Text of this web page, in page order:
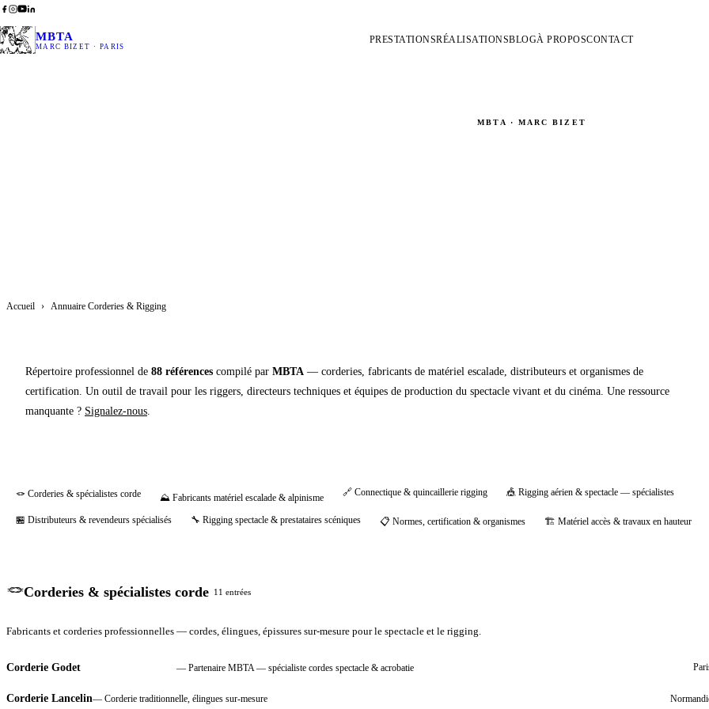
MBTA
MARC BIZET · PARIS
PRESTATIONSRÉALISATIONSBLOGÀ PROPOSCONTACT
MBTA · MARC BIZET
Accueil › Annuaire Corderies & Rigging
Répertoire professionnel de 88 références compilé par MBTA — corderies, fabricants de matériel escalade, distributeurs et organismes de
certification. Un outil de travail pour les riggers, directeurs techniques et équipes de production du spectacle vivant et du cinéma. Une ressource
manquante ? Signalez-nous
🪢 Corderies & spécialistes corde ⛰️ Fabricants matériel escalade & alpinisme 🔗 Connectique & quincaillerie rigging 🎪 Rigging aérien & spectacle — spécialistes
🏪 Distributeurs & revendeurs spécialisés 🔧 Rigging spectacle & prestataires scéniques 📋 Normes, certification & organismes 🏗️ Matériel accès & travaux en hauteur
🪢Corderies & spécialistes corde 11 entrées
Fabricants et corderies professionnelles — cordes, élingues, épissures sur-mesure pour le spectacle et le rigging.
Corderie Godet —Partenaire MBTA — spécialiste cordes spectacle & acrobatie
Corderie Lancelin— Corderie traditionnelle, élingues sur-mesure